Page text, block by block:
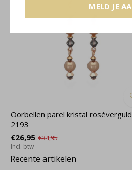
MELD JE
Oorbellen parel kristal
2193
€26,95 €34,95
Incl. btw
Recente artikelen